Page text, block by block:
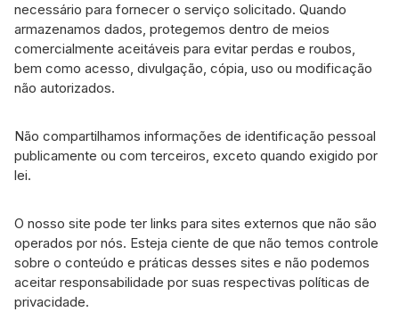
necessário para fornecer o serviço solicitado. Quando
armazenamos dados, protegemos dentro de meios
comercialmente aceitáveis ​​para evitar perdas e roubos,
bem como acesso, divulgação, cópia, uso ou modificação
não autorizados.
Não compartilhamos informações de identificação pessoal
publicamente ou com terceiros, exceto quando exigido por
lei.
O nosso site pode ter links para sites externos que não são
operados por nós. Esteja ciente de que não temos controle
sobre o conteúdo e práticas desses sites e não podemos
aceitar responsabilidade por suas respectivas políticas de
privacidade.